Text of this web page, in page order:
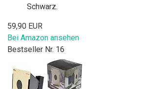
Schwarz.
59,90 EUR
Bei Amazon ansehen
Bestseller Nr. 16